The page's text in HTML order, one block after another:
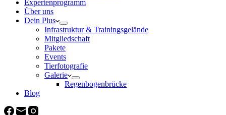
Expertenprogramm
Über uns
Dein Plus
Infrastruktur & Trainingsgelände
Mitgliedschaft
Pakete
Events
Tierfotografie
Galerie
Regenbogenbrücke
Blog